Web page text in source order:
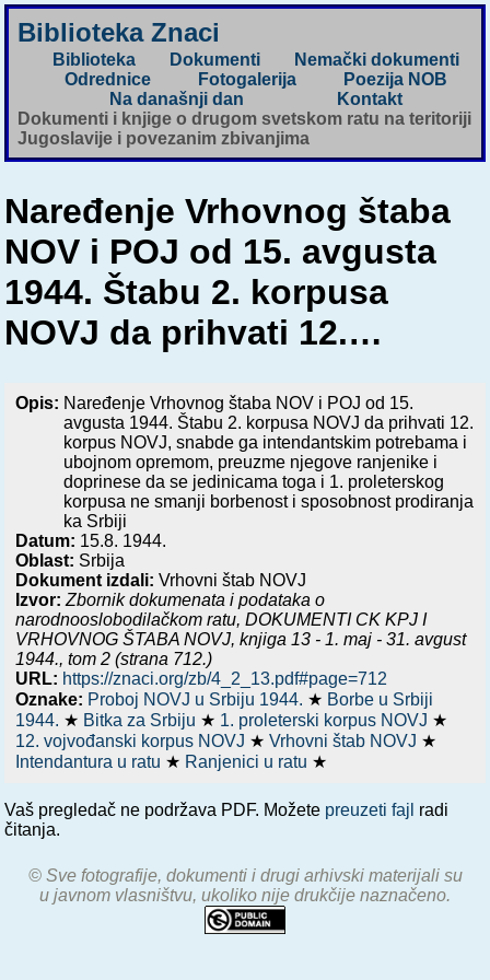
Biblioteka Znaci
Biblioteka Dokumenti
Nemački dokumenti
Odrednice
Fotogalerija
Poezija NOB
Na današnji dan
Kontakt
Dokumenti i knjige o drugom svetskom ratu na teritoriji
Jugoslavije i povezanim zbivanjima
Naređenje Vrhovnog štaba
NOV i POJ od 15. avgusta
1944. Štabu 2. korpusa
NOVJ da prihvati 12.…
Opis: Naređenje Vrhovnog štaba NOV i POJ od 15.
avgusta 1944. Štabu 2. korpusa NOVJ da prihvati 12.
korpus NOVJ, snabde ga intendantskim potrebama i
ubojnom opremom, preuzme njegove ranjenike i
doprinese da se jedinicama toga i 1. proleterskog
korpusa ne smanji borbenost i sposobnost prodiranja
ka Srbiji
Datum: 15.8. 1944.
Oblast: Srbija
Dokument izdali: Vrhovni štab NOVJ
Izvor: Zbornik dokumenata i podataka o
narodnooslobodilačkom ratu,DOKUMENTI CK KPJ I
VRHOVNOG ŠTABA NOVJ, knjiga 13 - 1. maj - 31. avgust
1944., tom 2 (strana 712.)
URL: https://znaci.org/zb/4_2_13.pdf#page=712
Oznake: Proboj NOVJ u Srbiju 1944. ★ Borbe u Srbiji
1944. ★ Bitka za Srbiju ★ 1. proleterski korpus NOVJ ★
12. vojvođanski korpus NOVJ ★Vrhovni štab NOVJ ★
Intendantura u ratu ★ Ranjenici u ratu ★
Vaš pregledač ne podržava PDF. Možete preuzeti fajl radi
čitanja.
© Sve fotografije, dokumenti i drugi arhivski materijali su
u javnom vlasništvu, ukoliko nije drukčije naznačeno.